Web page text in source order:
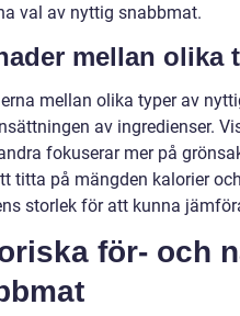
val av nyttig snabbmat.
mellan olika
mellan olika typer av
av ingredienser.
fokuserar mer på
titta på mängden kalorier
storlek för att kunna
för- och